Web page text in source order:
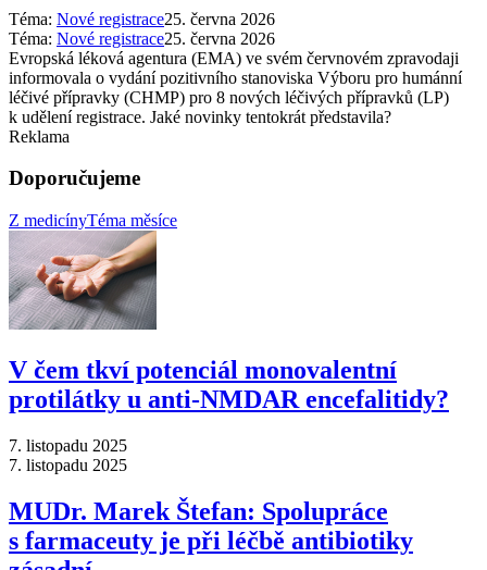
Téma: Nové registrace25. června 2026
Téma: Nové registrace25. června 2026
Evropská léková agentura (EMA) ve svém červnovém zpravodaji
informovala o vydání pozitivního stanoviska Výboru pro humánní
léčivé přípravky (CHMP) pro 8 nových léčivých přípravků (LP)
k udělení registrace. Jaké novinky tentokrát představila?
Reklama
Doporučujeme
Z medicínyTéma měsíce
V čem tkví potenciál monovalentní
protilátky u anti-NMDAR encefalitidy?
7. listopadu 2025
7. listopadu 2025
MUDr. Marek Štefan: Spolupráce
s farmaceuty je při léčbě antibiotiky